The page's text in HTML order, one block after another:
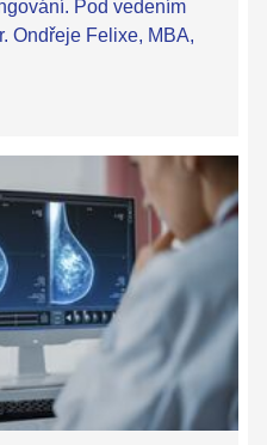
Pod vedením
Ondřeje Felixe, MBA,